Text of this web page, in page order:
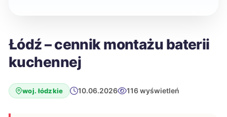
Łódź – cennik montażu baterii
kuchennej
woj. łódzkie 10.06.2026 116 wyświetleń